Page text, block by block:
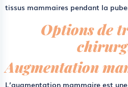
tissus mammaires pendant la
Options de
Augmentation
L’augmentation mammaire est